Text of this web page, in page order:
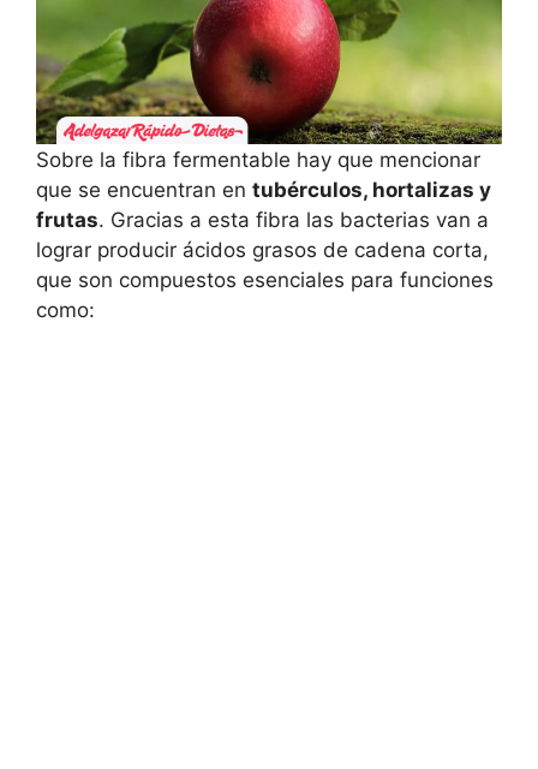
Sobre la fibra fermentable hay que mencionar
que se encuentran en tubérculos, hortalizas y
frutas. Gracias a esta fibra las bacterias van a
lograr producir ácidos grasos de cadena corta,
que son compuestos esenciales para funciones
como: